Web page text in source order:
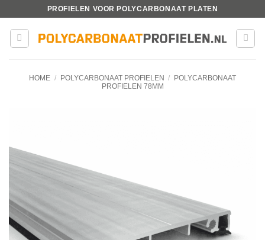
inhoud
PROFIELEN VOOR POLYCARBONAAT PLATEN
HOME / POLYCARBONAAT PROFIELEN /
POLYCARBONAAT
PROFIELEN 78MM